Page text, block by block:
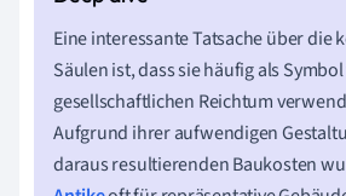
Eine interessante Tatsache über die
Säulen ist, dass sie häufig als
gesellschaftlichen Reichtum
Aufgrund ihrer aufwendigen
daraus resultierenden Baukosten